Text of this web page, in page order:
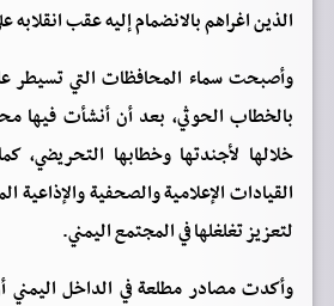
الذين اغراهم بالانضمام إليه عقب انقلابه
وأصبحت سماء المحافظات التي تسيطر
بالخطاب الحوثي، بعد أن أنشأت فيها
خلالها لأجندتها وخطابها التحريضي،
القيادات الإعلامية والصحفية والإذاعية
لتعزيز تغلغلها في المجتمع اليمني.
وأكدت مصادر مطلعة في الداخل اليمني